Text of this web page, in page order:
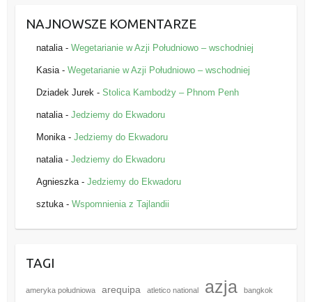
NAJNOWSZE KOMENTARZE
natalia- Wegetarianie w Azji Południowo – wschodniej
Kasia- Wegetarianie w Azji Południowo – wschodniej
Dziadek Jurek- Stolica Kambodży – Phnom Penh
natalia- Jedziemy do Ekwadoru
Monika- Jedziemy do Ekwadoru
natalia- Jedziemy do Ekwadoru
Agnieszka- Jedziemy do Ekwadoru
sztuka- Wspomnienia z Tajlandii
TAGI
ameryka południowa arequipa atletico national azja bangkok